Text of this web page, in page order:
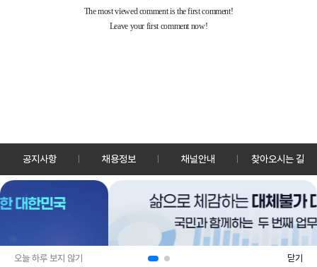
오늘 하루 보지 않기 닫기
공지사항 채용정보 채널안내 찾아오시는 길
30128 세종특별자치시 정부2청사로 13 한국정책방송원 KTV
TEL: 044-204-8000
Copyrightⓒ KTV 국민방송 All Rights Reserved.
앱 다운로드